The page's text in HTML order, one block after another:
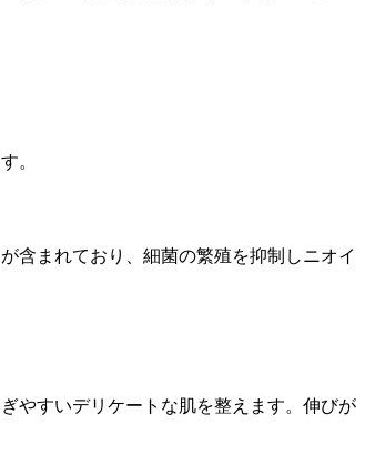
。
含まれており、細菌の繁殖を抑制しニオイ
やすいデリケートな肌を整えます。伸びが